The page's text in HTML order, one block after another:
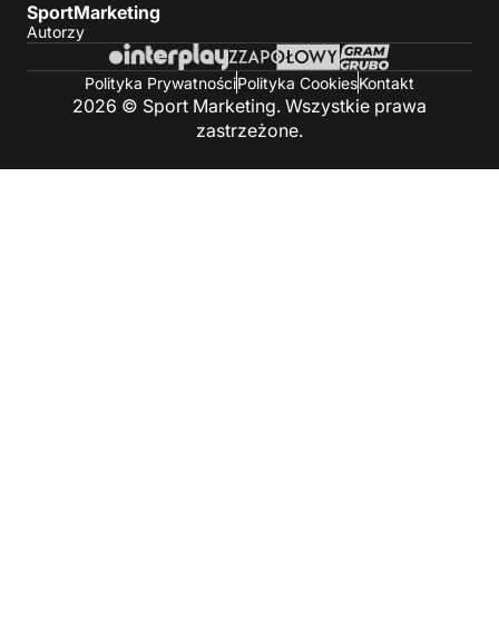
SportMarketing
Autorzy
Polityka PrywatnościPolityka CookiesKontakt
2026 © Sport Marketing. Wszystkie prawa
zastrzeżone.